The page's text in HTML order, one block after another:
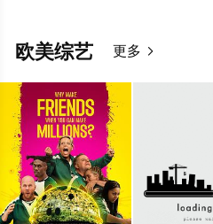
欧美综艺 更多 